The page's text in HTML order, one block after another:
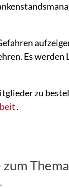
Es
zu
.
Thema